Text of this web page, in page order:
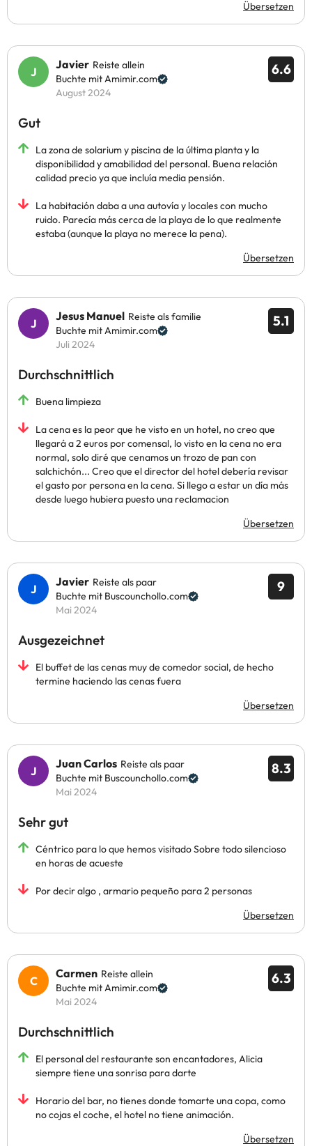
Übersetzen
6.6
Javier Reiste allein
Buchte mit Amimir.com
August 2024
Gut
La zona de solarium y piscina de la última planta y la
disponibilidad y amabilidad del personal. Buena relación
calidad precio ya que incluía media pensión.
La habitación daba a una autovía y locales con mucho
ruido. Parecía más cerca de la playa de lo que realmente
estaba (aunque la playa no merece la pena).
Übersetzen
5.1
Jesus Manuel Reiste als familie
Buchte mit Amimir.com
Juli 2024
Durchschnittlich
Buena limpieza
La cena es la peor que he visto en un hotel, no creo que
llegará a 2 euros por comensal, lo visto en la cena no era
normal, solo diré que cenamos un trozo de pan con
salchichón... Creo que el director del hotel debería revisar
el gasto por persona en la cena. Si llego a estar un día más
desde luego hubiera puesto una reclamacion
Übersetzen
9
Javier Reiste als paar
Buchte mit Buscounchollo.com
Mai 2024
Ausgezeichnet
El buffet de las cenas muy de comedor social, de hecho
termine haciendo las cenas fuera
Übersetzen
8.3
Juan Carlos Reiste als paar
Buchte mit Buscounchollo.com
Mai 2024
Sehr gut
Céntrico para lo que hemos visitado Sobre todo silencioso
en horas de acueste
Por decir algo , armario pequeño para 2 personas
Übersetzen
6.3
Carmen Reiste allein
Buchte mit Amimir.com
Mai 2024
Durchschnittlich
El personal del restaurante son encantadores, Alicia
siempre tiene una sonrisa para darte
Horario del bar, no tienes donde tomarte una copa, como
no cojas el coche, el hotel no tiene animación.
Übersetzen